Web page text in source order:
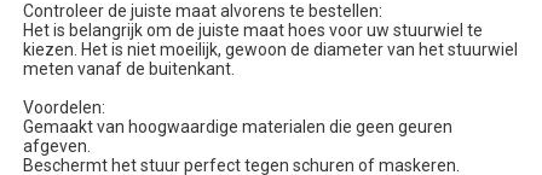
Controleer de juiste maat alvorens te bestellen:
Het is belangrijk om de juiste maat hoes voor uw stuurwiel te
kiezen. Het is niet moeilijk, gewoon de diameter van het stuurwiel
meten vanaf de buitenkant.
Voordelen:
Gemaakt van hoogwaardige materialen die geen geuren
afgeven.
Beschermt het stuur perfect tegen schuren of maskeren.